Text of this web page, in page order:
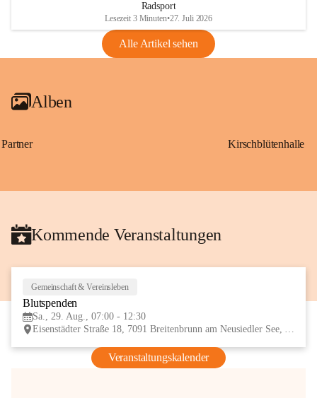
VBl. EU Nr. 18_2026
Radsport
Lesezeit 3 Minuten•27. Juli 2026
Alle Artikel sehen
Alben
Partner Kirschblütenhalle
Kommende Veranstaltungen
Gemeinschaft & Vereinsleben
Blutspenden
Sa., 29. Aug., 07:00 - 12:30
Eisenstädter Straße 18, 7091 Breitenbrunn am Neusiedler See, AUT
Veranstaltungskalender